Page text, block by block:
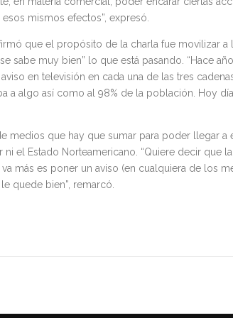
mismos efectos”, expresó.
que el propósito de la charla fue movilizar
sabe muy bien” lo que está pasando. “Hace
en televisión en cada una de las tres
a algo así como al 98% de la población. Hoy
medios que hay que sumar para poder llegar
el Estado Norteamericano. “Quiere decir que
más es poner un aviso (en cualquiera de los
quede bien”, remarcó.